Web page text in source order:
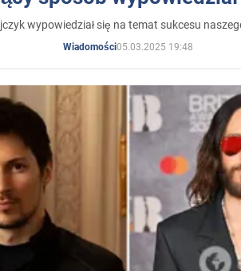
wypowiedział się na temat sukcesu
Wiadomości05.03.2025 19:48